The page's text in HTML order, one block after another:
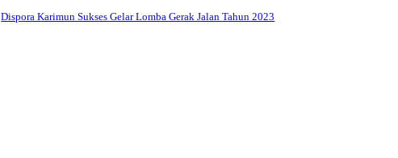
Dispora Karimun Sukses Gelar Lomba Gerak Jalan Tahun 2023